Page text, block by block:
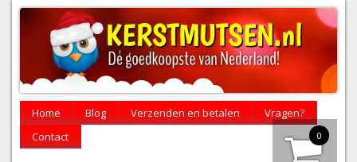
Home Blog Verzenden en betalen
Vragen?
Contact
0